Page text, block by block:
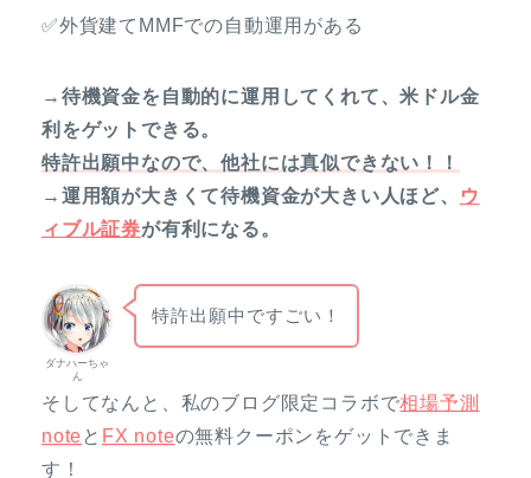
✅外貨建てMMFでの自動運用がある
→待機資金を自動的に運用してくれて、米ドル金
利をゲットできる。
特許出願中なので、他社には真似できない！！
→運用額が大きくて待機資金が大きい人ほど、
ウ
ィブル証券が有利になる。
ダナハーちゃ
ん
特許出願中ですごい！
そしてなんと、私のブログ限定コラボで相場予測
note と FX noteの無料クーポンをゲットできま
す！